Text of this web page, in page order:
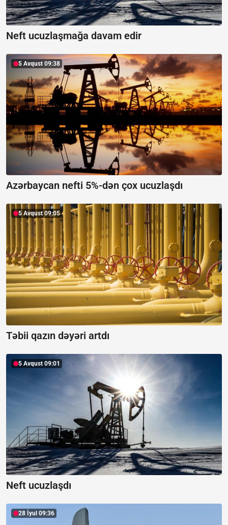
Neft ucuzlaşmağa davam edir
5 Avqust 09:38
Azərbaycan nefti 5%-dən çox ucuzlaşdı
5 Avqust 09:05
Təbii qazın dəyəri artdı
5 Avqust 09:01
Neft ucuzlaşdı
28 İyul 09:36